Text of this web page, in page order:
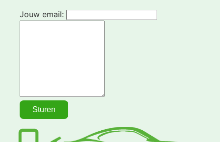
Jouw email: